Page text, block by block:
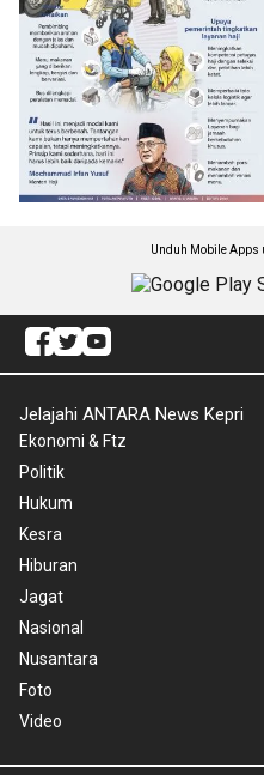
Unduh Mobile Apps
Jelajahi ANTARA News Kepri
Ekonomi & Ftz
Politik
Hukum
Kesra
Hiburan
Jagat
Nasional
Nusantara
Foto
Video